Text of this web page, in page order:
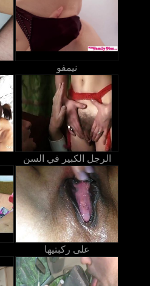
نيمفو
الرجل الكبير في السن
على ركبتيها